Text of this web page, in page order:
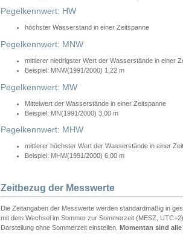
Pegelkennwert: HW
höchster Wasserstand in einer Zeitspanne
Pegelkennwert: MNW
mittlerer niedrigster Wert der Wasserstände in einer
Beispiel: MNW(1991/2000) 1,22 m
Pegelkennwert: MW
Mittelwert der Wasserstände in einer Zeitspanne
Beispiel: MN(1991/2000) 3,00 m
Pegelkennwert: MHW
mittlerer höchster Wert der Wasserstände in einer
Beispiel: MHW(1991/2000) 6,00 m
Zeitbezug der Messwerte
Die Zeitangaben der Messwerte werden standardmäßig in
mit dem Wechsel im Sommer zur Sommerzeit (MESZ,
Darstellung ohne Sommerzeit einstellen. Momentan sind